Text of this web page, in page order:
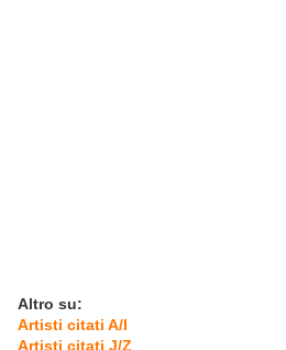
Altro su:
Artisti citati A/I
Artisti citati J/Z